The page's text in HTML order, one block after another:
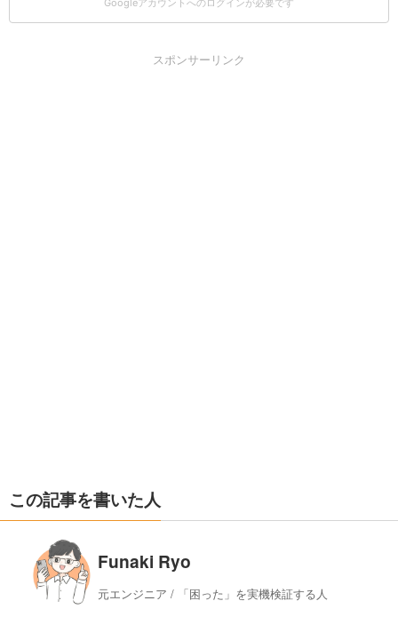
Googleアカウントへのログインが必要です
スポンサーリンク
この記事を書いた人
Funaki Ryo
元エンジニア / 「困った」を実機検証する人